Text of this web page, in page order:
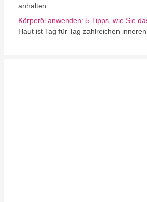
anhalten…
Körperöl anwenden: 5 Tipps, wie Sie
Haut ist Tag für Tag zahlreichen